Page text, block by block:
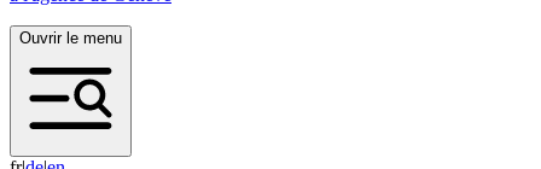
Ouvrir le menu